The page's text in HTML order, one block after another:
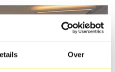
Over